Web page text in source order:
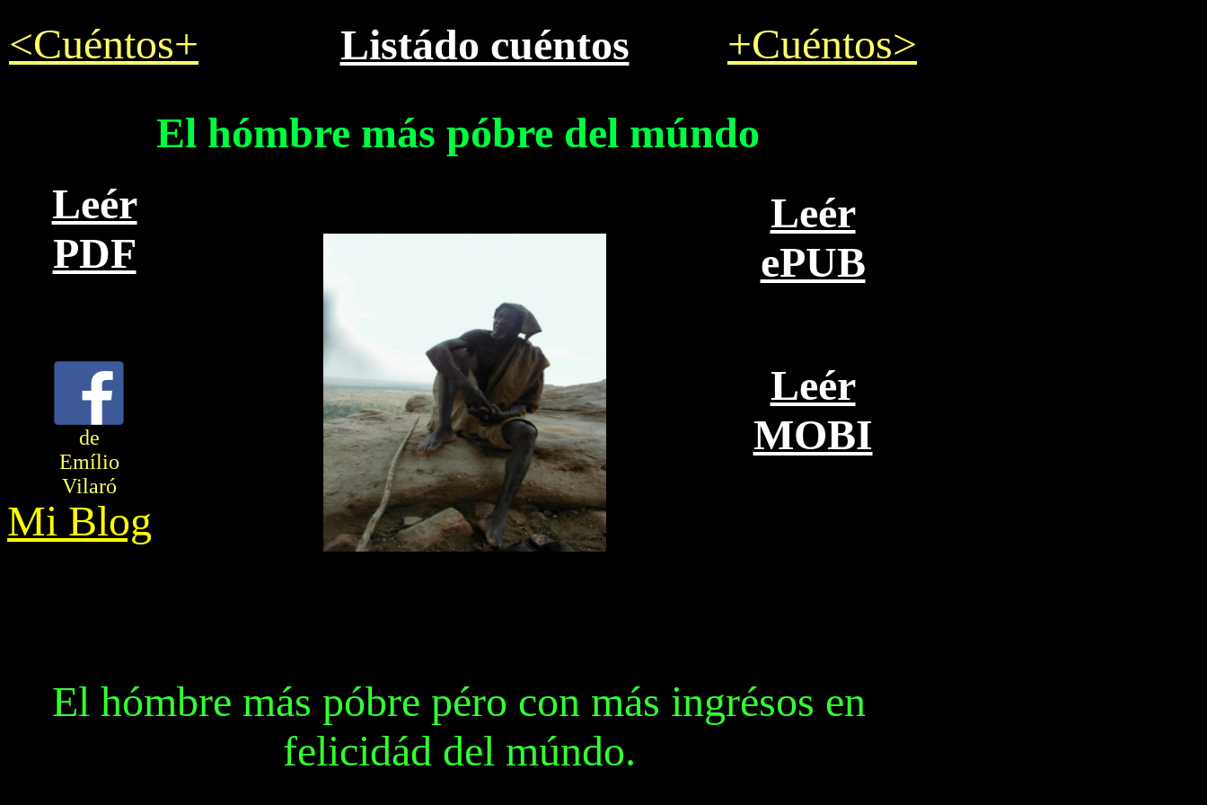
El hómbre más póbre péro con más ingrésos en
felicidád del múndo.
El hómbre más póbre del múndo
<Cuéntos+ +Cuéntos>
Listádo cuéntos
Leér
PDF
Leér
ePUB
Leér
MOBI
de
Emílio
Vilaró
Mi Blog